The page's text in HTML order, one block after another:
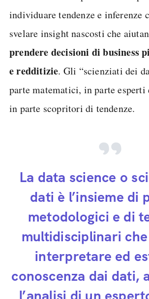
individuare tendenze e inferenze
svelare insight nascosti che
prendere decisioni di business
e redditizie. Gli “scienziati dei
parte matematici, in parte esperti
in parte scopritori di tendenze.
La data science o
dati è l’insieme di
metodologici e di
multidisciplinari
interpretare ed
conoscenza dai dati,
l’analisi di un